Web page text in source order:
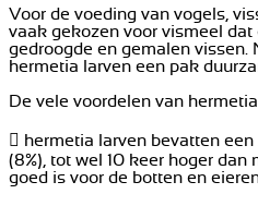
Voor de voeding van vogels,
vaak gekozen voor vismeel
gedroogde en gemalen vissen.
hermetia larven een pak
De vele voordelen van
 hermetia larven bevatten
(8%), tot wel 10 keer hoger
goed is voor de botten en